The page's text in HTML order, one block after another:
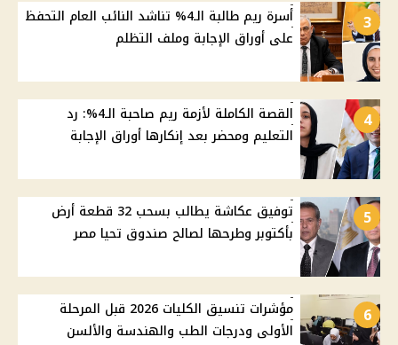
3
أسرة ريم طالبة الـ4% تناشد النائب العام التحفظ
على أوراق الإجابة وملف التظلم
4
القصة الكاملة لأزمة ريم صاحبة الـ4%: رد
التعليم ومحضر بعد إنكارها أوراق الإجابة
5
توفيق عكاشة يطالب بسحب 32 قطعة أرض
بأكتوبر وطرحها لصالح صندوق تحيا مصر
6
مؤشرات تنسيق الكليات 2026 قبل المرحلة
الأولى ودرجات الطب والهندسة والألسن